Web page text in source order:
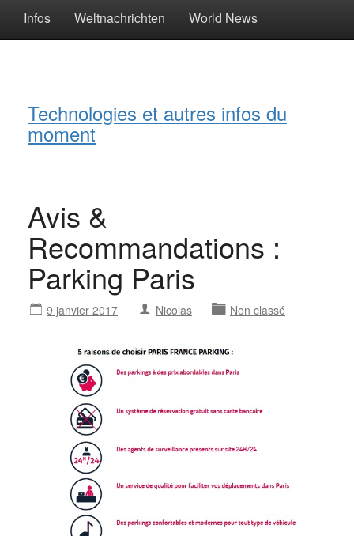
Infos Weltnachrichten World News
Technologies et autres infos du
moment
Avis &
Recommandations :
Parking Paris
9 janvier 2017 Nicolas Non classé